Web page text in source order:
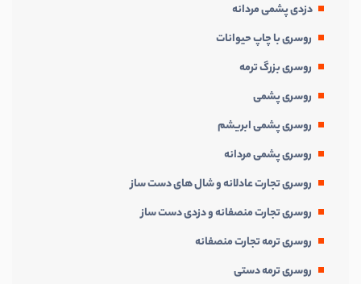
دزدی پشمی مردانه
روسری با چاپ حیوانات
روسری بزرگ ترمه
روسری پشمی
روسری پشمی ابریشم
روسری پشمی مردانه
روسری تجارت عادلانه و شال های دست ساز
روسری تجارت منصفانه و دزدی دست ساز
روسری ترمه تجارت منصفانه
روسری ترمه دستی